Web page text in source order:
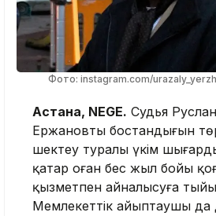
Фото: instagram.com/
Астана, NEGE. Судья
Ержановтың бостандығын
шектеу туралы үкім
қатар оған бес жыл бойы
қызметпен айналысуға
Мемлекеттік айыптаушы